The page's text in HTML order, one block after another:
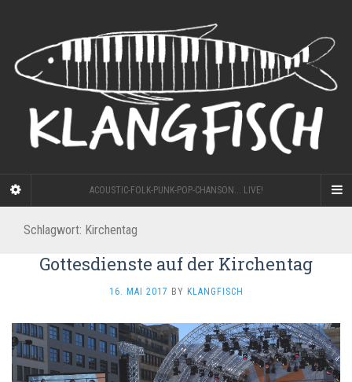
ACOUSTIC-FOLK-PUNK-POP-CHANSON... LIVE!
Schlagwort: Kirchentag
Gottesdienste auf der Kirchentag
16. MAI 2017 BY KLANGFISCH